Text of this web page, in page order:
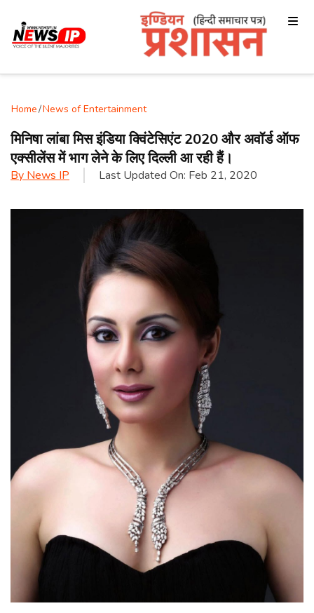
Home/News of Entertainment
मिनिषा लांबा मिस इंडिया क्विंटेसिएंट 2020 और अवॉर्ड ऑफ
एक्सीलेंस में भाग लेने के लिए दिल्ली आ रही हैं।
By News IP Last Updated On: Feb 21, 2020